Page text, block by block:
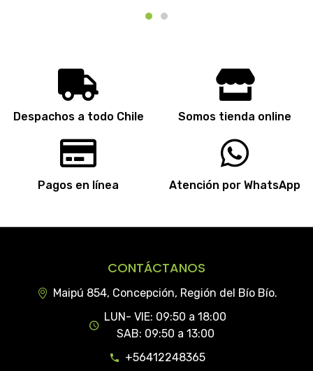
Despachos a todo Chile Somos tienda online
Pagos en línea Atención por WhatsApp
CONTÁCTANOS
Maipú 854, Concepción, Región del Bío Bío.
LUN- VIE: 09:50 a 18:00
SAB: 09:50 a 13:00
+56412248365